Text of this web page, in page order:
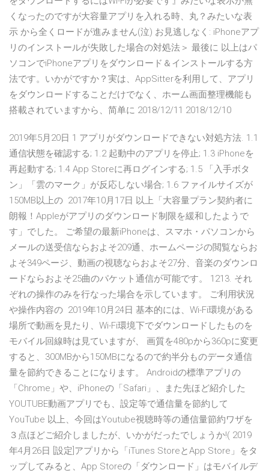
くなったのですが大容量アプリを入れる時、丸？みたいな表
示 から全くロードが進みません(泣) お見逃しなく: iPhoneアプ
リのインストールが失敗した場合の対処法＞ 最後に 以上はパ
ソコンでiPhoneアプリをダウンロード＆インストールする方
法です。いかがですか？実は、AppSitterを利用して、アプリ
をダウンロードすることだけでなく、ホーム画面整理機能も
搭載されていますから、简单に 2018/12/11 2018/12/10
2019年5月20日 1 アプリがダウンロードできない対処方法. 1.1
通信状態を確認する; 1.2 起動中のアプリを停止; 1.3 iPhoneを
再起動する; 1.4 App Storeに再ログインする; 1.5 「入手ボタ
ン」「雲のマーク」が反応しない場合; 1.6 ファイルサイズが
150MB以上の 2017年10月17日 以上「大容量プラン契約者に
朗報！Appleがアプリのダウンロード制限を緩和したようで
す」でした。 ご希望の最新iPhoneは、スマホ・パソコンから
メールの送受信ならおよそ209通、ホームページの閲覧ならお
よそ349ページ、動画の視聴ならおよそ27分、音楽のダウンロ
ードならおよそ25曲のパケット通信が可能です。 1213. それ
ぞれの操作のみを行なった場合を示しています。 ご利用状況
や操作内容の 2019年10月24日 基本的には、Wi-Fi環境がある
場所で動画を見たり、Wi-Fi環境下でダウンロードしたものを
モバイル回線時は見ていますが、 画質を480pから360pに変更
すると、300MBから150MBになるので約半分ものデータ通信
量を節約できることになります。 Androidの標準アプリの
「Chrome」や、iPhoneの「Safari」、また先ほど紹介した
YOUTUBE動画アプリでも、設定等で通信量を節約して
YouTube 以上、今回はYoutube視聴時等の通信量節約ワザを
３点ほどご紹介しましたが、いかがだったでしょうか!( 2019
年4月26日 [設定]アプリから「iTunes StoreとApp Store」をタ
ップしてみると、App Storeの「ダウンロード」はモバイルデ